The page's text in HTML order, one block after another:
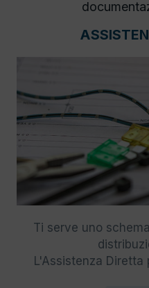
Ti serve uno
L'Assistenza